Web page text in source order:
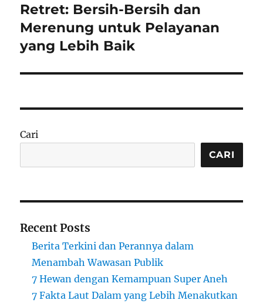
post:
Retret: Bersih-Bersih dan
Merenung untuk Pelayanan
yang Lebih Baik
Cari
CARI
Recent Posts
Berita Terkini dan Perannya dalam
Menambah Wawasan Publik
7 Hewan dengan Kemampuan Super Aneh
7 Fakta Laut Dalam yang Lebih Menakutkan